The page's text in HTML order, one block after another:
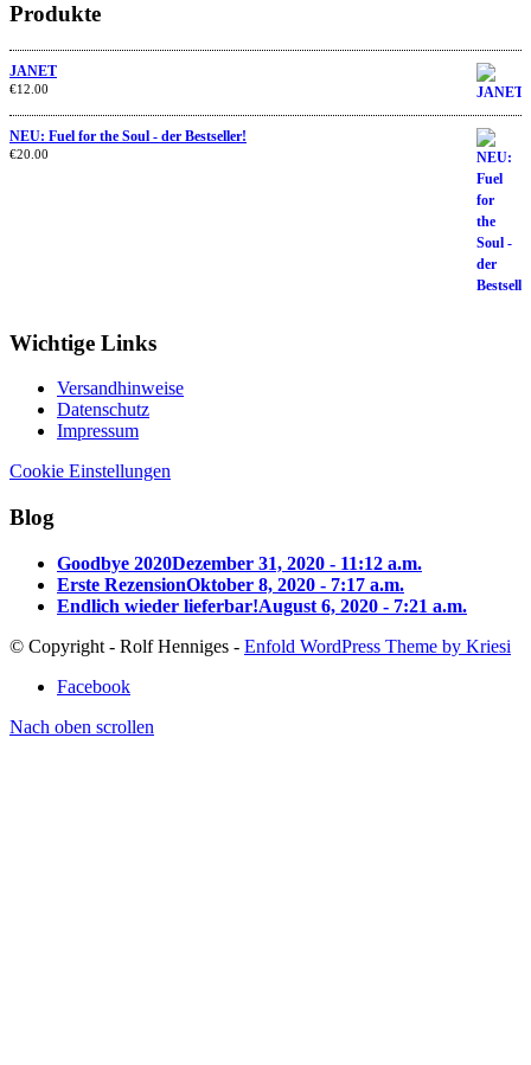
Produkte
JANET
€12.00
NEU: Fuel for the Soul - der Bestseller!
€20.00
Wichtige Links
Versandhinweise
Datenschutz
Impressum
Cookie Einstellungen
Blog
Goodbye 2020Dezember 31, 2020 - 11:12 a.m.
Erste RezensionOktober 8, 2020 - 7:17 a.m.
Endlich wieder lieferbar!August 6, 2020 - 7:21 a.m.
© Copyright - Rolf Henniges - Enfold WordPress Theme by Kriesi
Facebook
Nach oben scrollen